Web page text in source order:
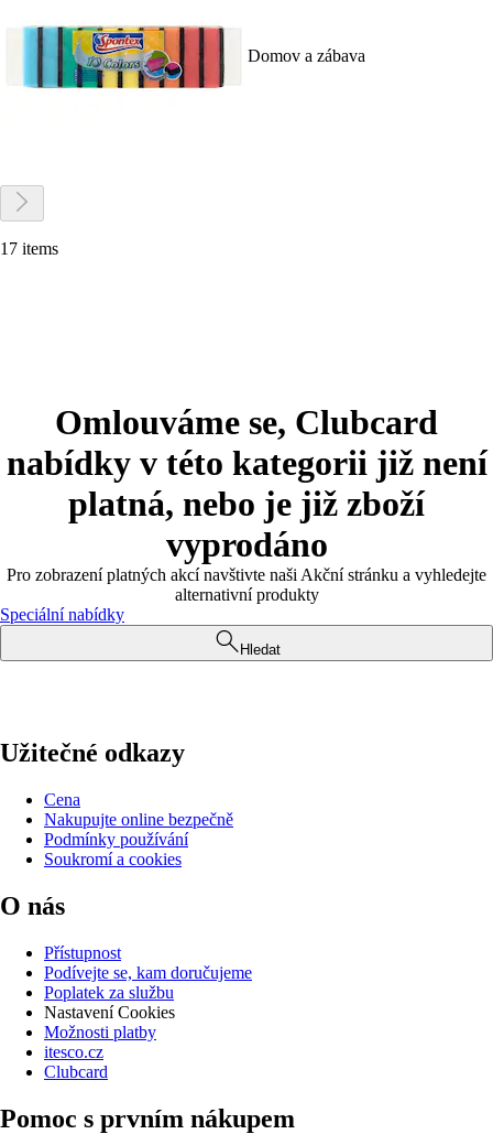
Domov a zábava
17 items
Omlouváme se, Clubcard
nabídky v této kategorii již není
platná, nebo je již zboží
vyprodáno
Pro zobrazení platných akcí navštivte naši Akční stránku a vyhledejte
alternativní produkty
Speciální nabídky
Hledat
Užitečné odkazy
Cena
Nakupujte online bezpečně
Podmínky používání
Soukromí a cookies
O nás
Přístupnost
Podívejte se, kam doručujeme
Poplatek za službu
Nastavení Cookies
Možnosti platby
itesco.cz
Clubcard
Pomoc s prvním nákupem